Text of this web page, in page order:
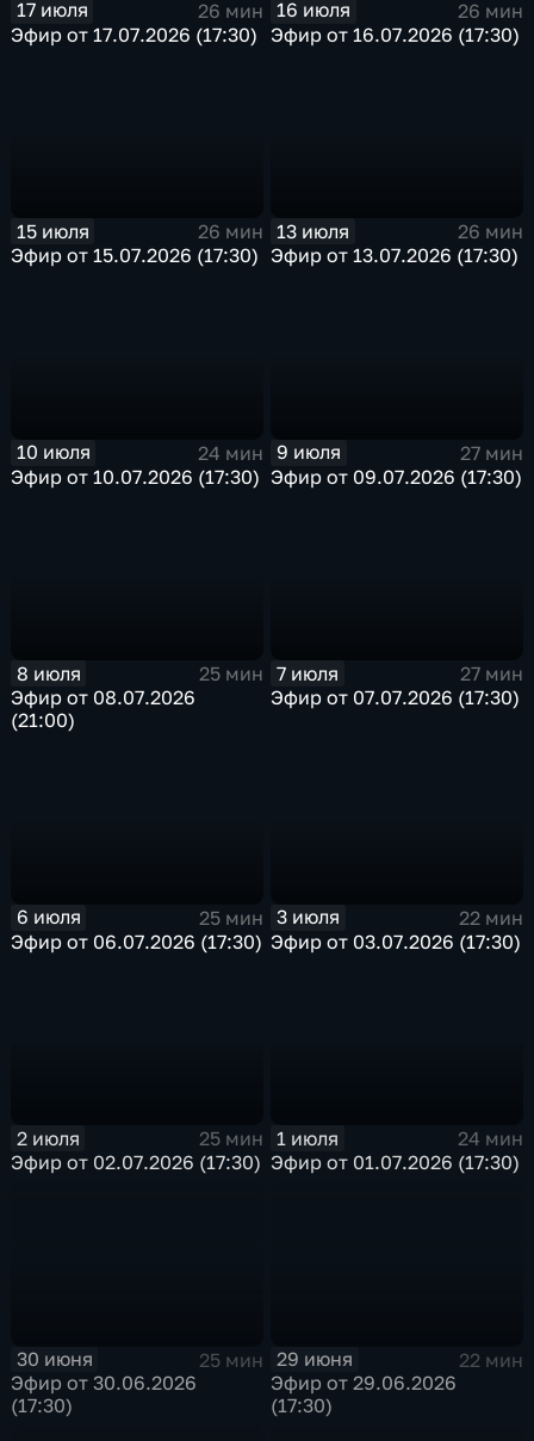
17 июля
26 мин
Эфир от 17.07.2026 (17:30)
16 июля
26 мин
Эфир от 16.07.2026 (17:30)
15 июля
26 мин
Эфир от 15.07.2026 (17:30)
13 июля
26 мин
Эфир от 13.07.2026 (17:30)
10 июля
24 мин
Эфир от 10.07.2026 (17:30)
9 июля
27 мин
Эфир от 09.07.2026 (17:30)
8 июля
25 мин
Эфир от 08.07.2026
(21:00)
7 июля
27 мин
Эфир от 07.07.2026 (17:30)
6 июля
25 мин
Эфир от 06.07.2026 (17:30)
3 июля
22 мин
Эфир от 03.07.2026 (17:30)
2 июля
25 мин
Эфир от 02.07.2026 (17:30)
1 июля
24 мин
Эфир от 01.07.2026 (17:30)
30 июня
25 мин
Эфир от 30.06.2026
(17:30)
29 июня
22 мин
Эфир от 29.06.2026
(17:30)